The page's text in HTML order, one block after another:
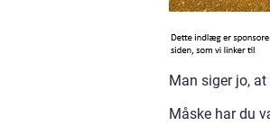
Man siger jo,
Måske har du